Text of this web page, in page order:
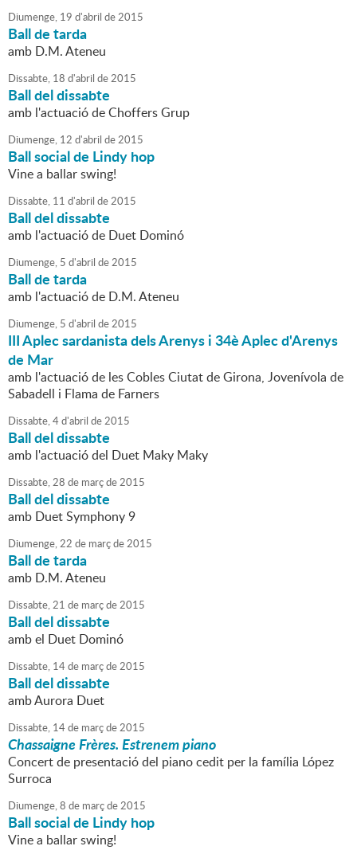
Diumenge, 19 d'abril de2015
Ball de tarda
amb D.M. Ateneu
Dissabte, 18 d'abril de2015
Ball del dissabte
amb l'actuació de Choffers Grup
Diumenge, 12 d'abril de2015
Ball social de Lindy hop
Vine a ballar swing!
Dissabte, 11 d'abril de2015
Ball del dissabte
amb l'actuació de Duet Dominó
Diumenge, 5 d'abril de2015
Ball de tarda
amb l'actuació de D.M. Ateneu
Diumenge, 5 d'abril de2015
III Aplec sardanista dels Arenys i 34è Aplec d'Arenys
de Mar
amb l'actuació de les Cobles Ciutat de Girona, Jovenívola de
Sabadell i Flama de Farners
Dissabte,4d'abril de2015
Ball del dissabte
amb l'actuació del Duet Maky Maky
Dissabte,28 de marçde2015
Ball del dissabte
amb Duet Symphony 9
Diumenge,22 de marçde2015
Ball de tarda
amb D.M. Ateneu
Dissabte,21 de marçde2015
Ball del dissabte
amb el Duet Dominó
Dissabte, 14de marçde2015
Ball del dissabte
amb Aurora Duet
Dissabte, 14de marçde2015
Chassaigne Frères. Estrenem piano
Concert de presentació del piano cedit per la família López
Surroca
Diumenge,8 de marçde2015
Ball social de Lindy hop
Vine a ballar swing!